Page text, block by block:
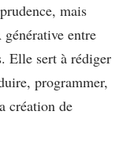
mais
entre
Elle sert à rédiger
programmer,
création de